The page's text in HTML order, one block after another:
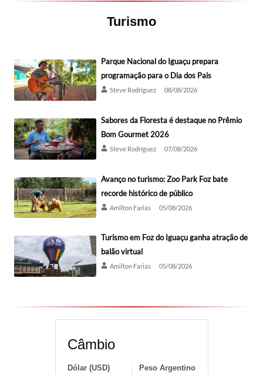
Turismo
Parque Nacional do Iguaçu prepara
programação para o Dia dos Pais
Steve Rodríguez 08/08/2026
Sabores da Floresta é destaque no Prêmio
Bom Gourmet 2026
Steve Rodríguez 07/08/2026
Avanço no turismo: Zoo Park Foz bate
recorde histórico de público
Amilton Farias 05/08/2026
Turismo em Foz do Iguaçu ganha atração de
balão virtual
Amilton Farias 05/08/2026
Câmbio
Dólar (USD) Peso Argentino